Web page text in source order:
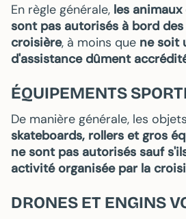
En règle générale, les
sont pas autorisés à bord
croisière, à moins que ne soit
d'assistance dûment
ÉQUIPEMENTS
De manière générale, les
skateboards, rollers et gros
ne sont pas autorisés sauf
activité organisée par la
DRONES ET ENGINS